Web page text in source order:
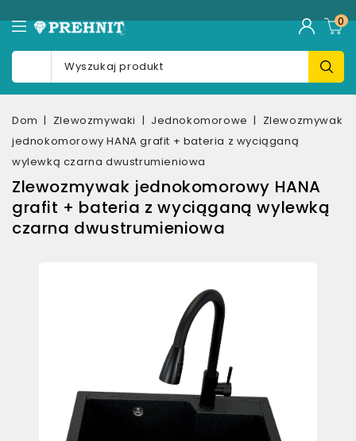
0
Dom Zlewozmywaki Jednokomorowe
Zlewozmywak
jednokomorowy HANA grafit + bateria z wyciąganą
wylewką czarna dwustrumieniowa
Zlewozmywak jednokomorowy HANA
grafit + bateria z wyciąganą wylewką
czarna dwustrumieniowa